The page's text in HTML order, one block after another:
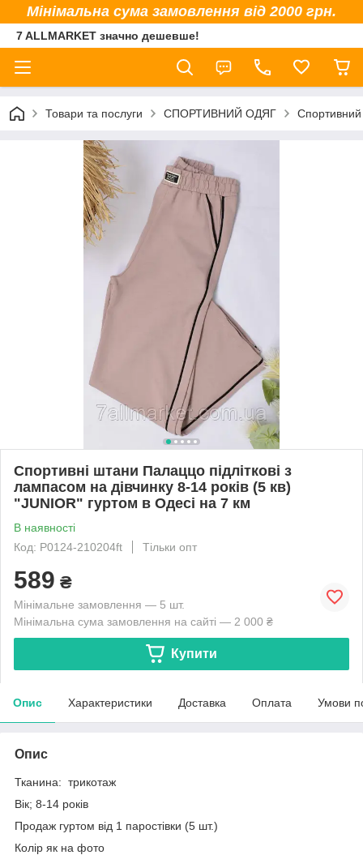
Мінімальна сума замовлення від 2000 грн.
7 ALLMARKET значно дешевше!
Товари та послуги СПОРТИВНИЙ ОДЯГ Спортивний
Спортивні штани Палаццо підліткові з
лампасом на дівчинку 8-14 років (5 кв)
"JUNIOR" гуртом в Одесі на 7 км
В наявності
Код: P0124-210204ft
Тільки опт
589 ₴
Мінімальне замовлення — 5 шт.
Мінімальна сума замовлення на сайті — 2 000 ₴
Купити
Опис Характеристики Доставка Оплата Умови
Опис
Тканина: трикотаж
Вік; 8-14 років
Продаж гуртом від 1 паростівки (5 шт.)
Колір як на фото